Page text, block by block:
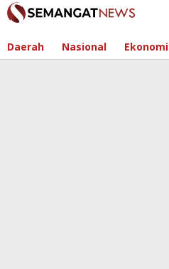
Skip
to
Daerah Nasional Ekonomi